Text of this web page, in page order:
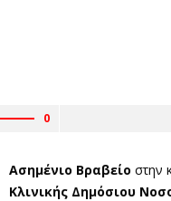
0
Ασημένιο Βραβείο στην
Κλινικής Δημόσιου